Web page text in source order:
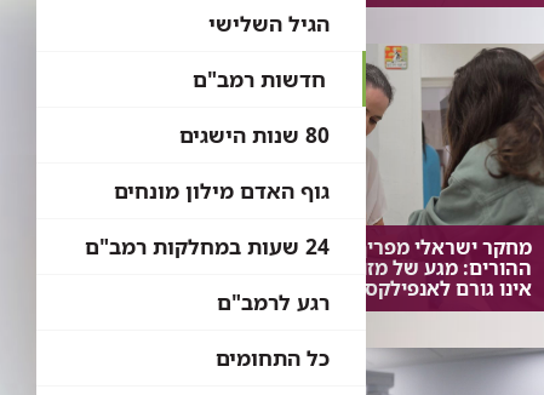
הגיל השלישי
חדשות רמב"ם
80 שנות הישגים
גוף האדם מילון מונחים
24 שעות במחלקות רמב"ם
רגע לרמב"ם
כל התחומים
מחקר ישראלי מפריך את חששות
ההורים: מגע של מזון אלרגני עם העור
אינו גורם לאנפילקסיס